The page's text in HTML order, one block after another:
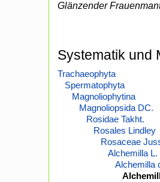
Glänzender
Systematik und
Trachaeophyta
Spermatophyta
Magnoliophytina
Magnoliopsida DC.
Rosidae Takht.
Rosales Lindley
Rosaceae
Alchemilla L.
Alchemilla